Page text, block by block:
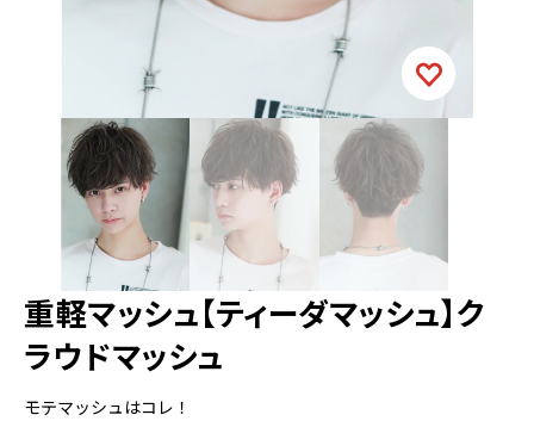
重軽マッシュ【ティーダマッシュ】ク
ラウドマッシュ
モテマッシュはコレ！